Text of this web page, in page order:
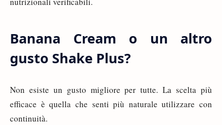
Banana Cream o un altro
gusto Shake Plus?
Non esiste un gusto migliore per tutte. La scelta più
efficace è quella che senti più naturale utilizzare con
continuità.